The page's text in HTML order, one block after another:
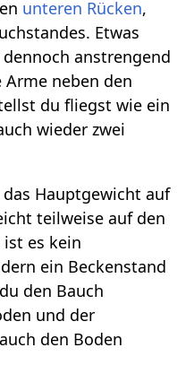
unteren Rücken,
Etwas
anstrengend
neben den
du fliegst wie ein
wieder zwei
Hauptgewicht auf
teilweise auf den
ist es kein
ein Beckenstand
den Bauch
und der
den Boden